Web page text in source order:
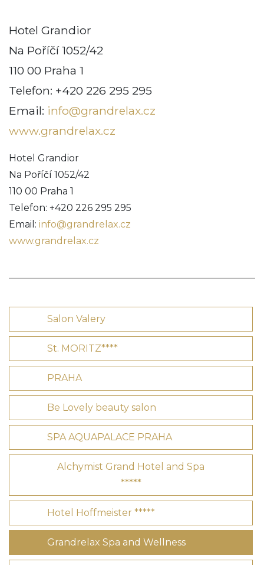
Hotel Grandior
Na Poříčí 1052/42
110 00 Praha 1
Telefon: +420 226 295 295
Email: info@grandrelax.cz
www.grandrelax.cz
Hotel Grandior
Na Poříčí 1052/42
110 00 Praha 1
Telefon: +420 226 295 295
Email: info@grandrelax.cz
www.grandrelax.cz
Salon Valery
St. MORITZ****
PRAHA
Be Lovely beauty salon
SPA AQUAPALACE PRAHA
Alchymist Grand Hotel and Spa
*****
Hotel Hoffmeister *****
Grandrelax Spa and Wellness